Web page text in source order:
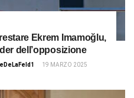
Ekrem Imamoğlu,
dell’opposizione
19 MARZO 2025